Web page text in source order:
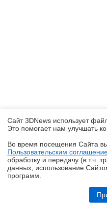
Обзор и тест системы
ARGB с 4,5-дюймовым экраном
Сайт 3DNews использует
Это помогает нам улучшать
Во время посещения Cайта
Пользовательским
обработку и передачу (в т.ч.
данных, использование
программ.